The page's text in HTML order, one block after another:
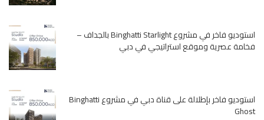
استوديو فاخر في مشروع Binghatti Starlight بالجداف –
فخامة عصرية وموقع استراتيجي في دبي
استوديو فاخر بإطلالة على قناة دبي في مشروع Binghatti
Ghost